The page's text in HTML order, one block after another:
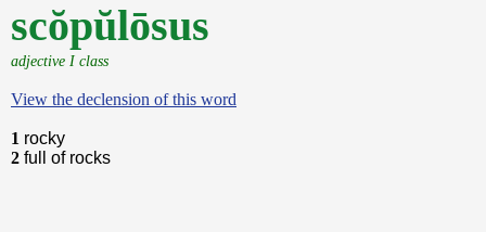
scŏpŭlōsus
adjective I class
View the declension of this word
1 rocky
2 full of rocks